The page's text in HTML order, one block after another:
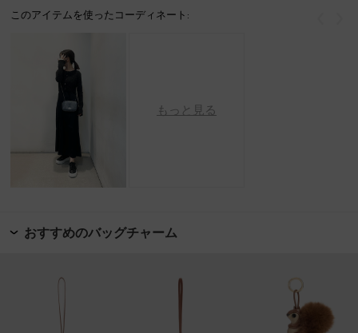
このアイテムを使ったコーディネート:
もっと見る
おすすめのバッグチャーム